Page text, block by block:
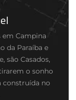
em Campina
da Paraíba e
são Casados,
o sonho
construída no